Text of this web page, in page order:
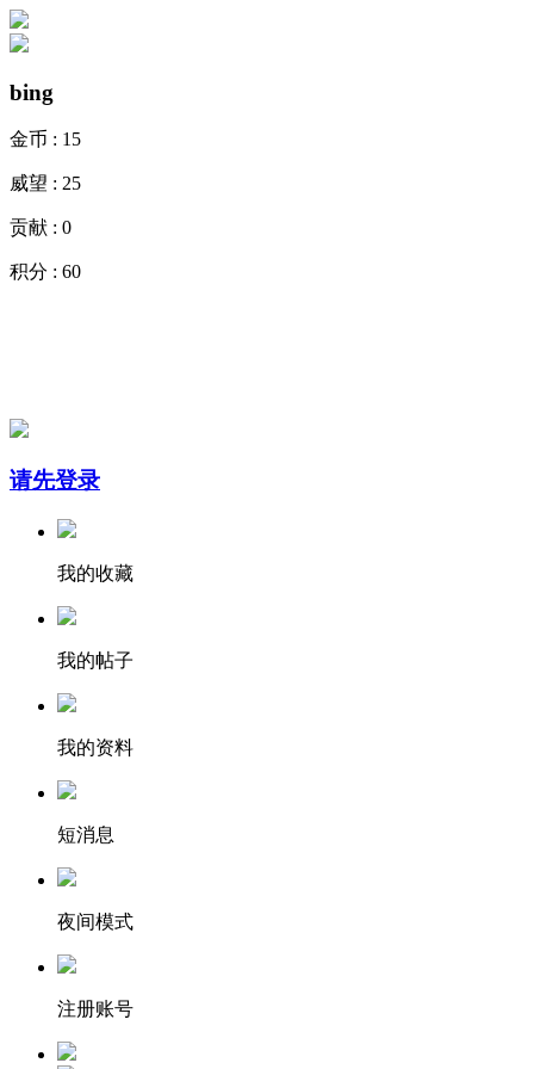
bing
金币 : 15
威望 : 25
贡献 : 0
积分 : 60
请先登录
我的收藏
我的帖子
我的资料
短消息
夜间模式
注册账号